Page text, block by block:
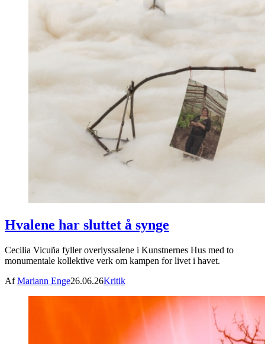
Hvalene har sluttet å synge
Cecilia Vicuña fyller overlyssalene i Kunstnernes Hus med to
monumentale kollektive verk om kampen for livet i havet.
AfMariann Enge26.06.26Kritik